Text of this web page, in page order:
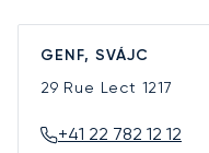
GENF, SVÁJC
29 Rue Lect 1217
+41 22 782 12 12